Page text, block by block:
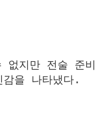
지만 전술 준비
을 나타냈다.